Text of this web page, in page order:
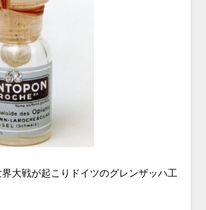
大戦が起こりドイツのグレンザッハ工